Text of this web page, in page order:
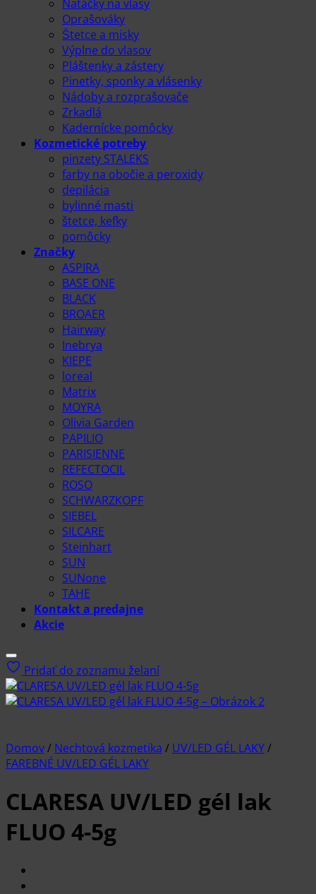
Natáčky na vlasy
Oprašováky
Štetce a misky
Výplne do vlasov
Pláštenky a zástery
Pinetky, sponky a vlásenky
Nádoby a rozprašovače
Zrkadlá
Kadernícke pomôcky
Kozmetické potreby
pinzety STALEKS
farby na obočie a peroxidy
depilácia
bylinné masti
štetce, kefky
pomôcky
Značky
ASPIRA
BASE ONE
BLACK
BROAER
Hairway
Inebrya
KIEPE
loreal
Matrix
MOYRA
Olivia Garden
PAPILIO
PARISIENNE
REFECTOCIL
ROSO
SCHWARZKOPF
SIEBEL
SILCARE
Steinhart
SUN
SUNone
TAHE
Kontakt a predajne
Akcie
Pridať do zoznamu želaní
Domov/ Nechtová kozmetika / UV/LED GÉL LAKY/
FAREBNÉ UV/LED GÉL LAKY
CLARESA UV/LED gél lak
FLUO 4-5g